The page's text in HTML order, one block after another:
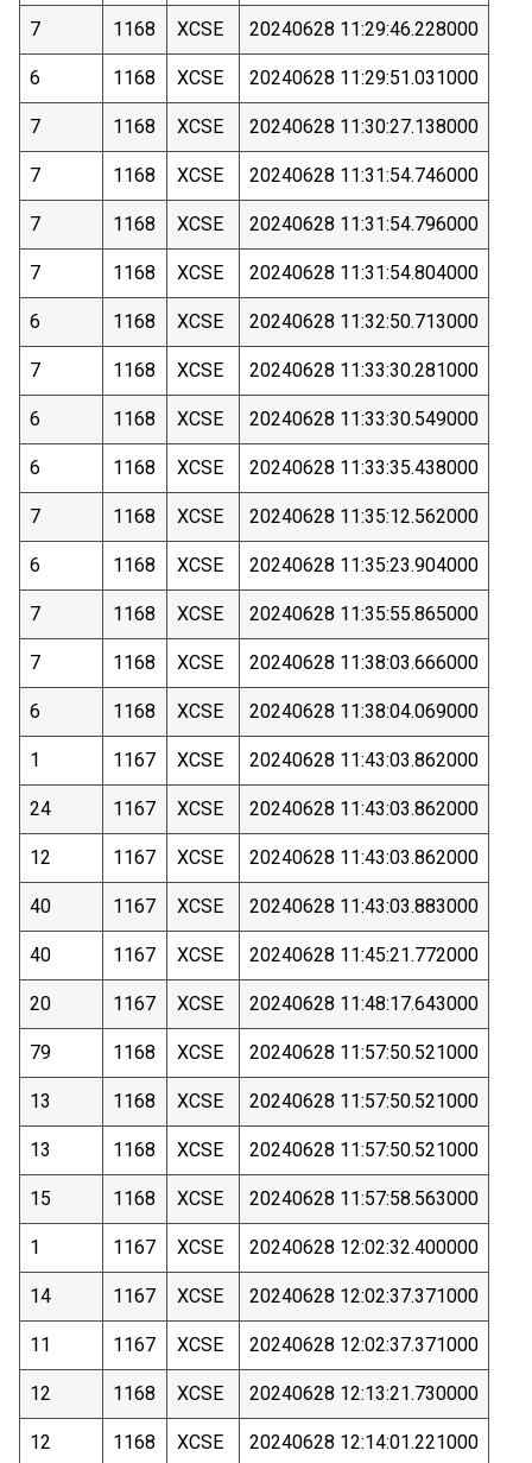
7 1168 XCSE 20240628 11:29:46.228000
6 1168 XCSE 20240628 11:29:51.031000
7 1168 XCSE 20240628 11:30:27.138000
7 1168 XCSE 20240628 11:31:54.746000
7 1168 XCSE 20240628 11:31:54.796000
7 1168 XCSE 20240628 11:31:54.804000
6 1168 XCSE 20240628 11:32:50.713000
7 1168 XCSE 20240628 11:33:30.281000
6 1168 XCSE 20240628 11:33:30.549000
6 1168 XCSE 20240628 11:33:35.438000
7 1168 XCSE 20240628 11:35:12.562000
6 1168 XCSE 20240628 11:35:23.904000
7 1168 XCSE 20240628 11:35:55.865000
7 1168 XCSE 20240628 11:38:03.666000
6 1168 XCSE 20240628 11:38:04.069000
1 1167 XCSE 20240628 11:43:03.862000
24 1167 XCSE 20240628 11:43:03.862000
12 1167 XCSE 20240628 11:43:03.862000
40 1167 XCSE 20240628 11:43:03.883000
40 1167 XCSE 20240628 11:45:21.772000
20 1167 XCSE 20240628 11:48:17.643000
79 1168 XCSE 20240628 11:57:50.521000
13 1168 XCSE 20240628 11:57:50.521000
13 1168 XCSE 20240628 11:57:50.521000
15 1168 XCSE 20240628 11:57:58.563000
1 1167 XCSE 20240628 12:02:32.400000
14 1167 XCSE 20240628 12:02:37.371000
11 1167 XCSE 20240628 12:02:37.371000
12 1168 XCSE 20240628 12:13:21.730000
12 1168 XCSE 20240628 12:14:01.221000